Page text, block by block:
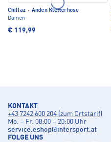
Chillaz · Anden Kletterhose
Damen
€ 119,99
KONTAKT
+43 7242 600 204 (zum Ortstarif)
Mo. – Fr. 08:00 – 20:00 Uhr
service.eshop@intersport.at
FOLGE UNS